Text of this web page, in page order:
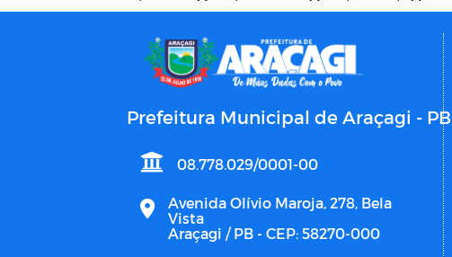
Prefeitura Municipal de Araçagi - PB
08.778.029/0001-00
Avenida Olívio Maroja, 278, Bela
Vista
Araçagi / PB - CEP: 58270-000